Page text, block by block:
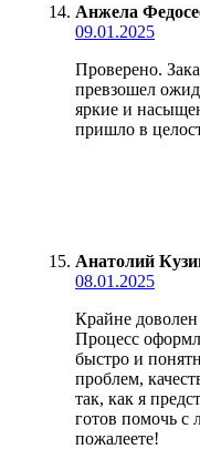
Анжела
09.01.2025
Проверено.
превзошел
яркие и
пришло в
Анатолий
08.01.2025
Крайне доволен
Процесс
быстро и
проблем,
так, как я
готов помочь с
пожалеете!